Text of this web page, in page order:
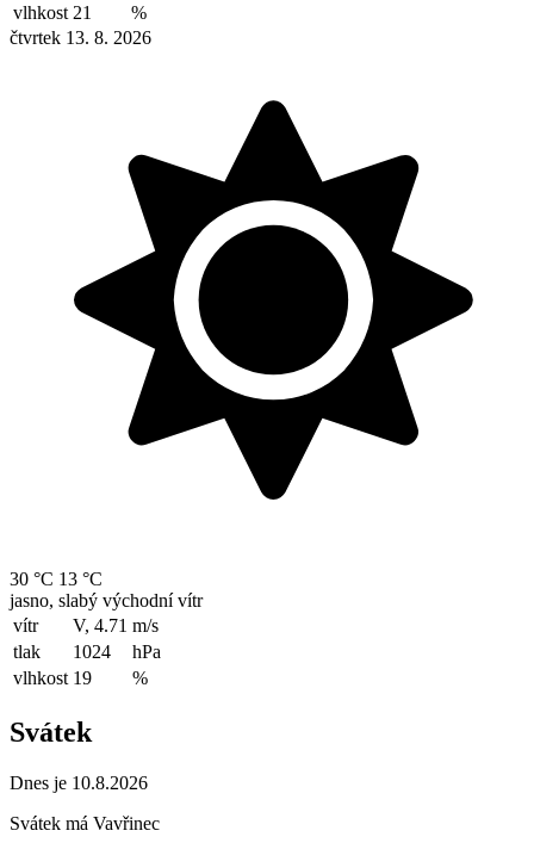
vlhkost 21
%
čtvrtek 13. 8. 2026
30 °C 13 °C
jasno, slabý východní vítr
vítr
V, 4.71 m/s
tlak
1024
hPa
vlhkost 19 %
Svátek
Dnes je 10.8.2026
Svátek má Vavřinec